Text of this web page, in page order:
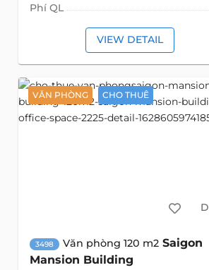
Phí QL
VIEW DETAIL
VĂN PHÒNG CHO THUÊ
3498 Văn phòng 120 m2 Saigon
Mansion Building